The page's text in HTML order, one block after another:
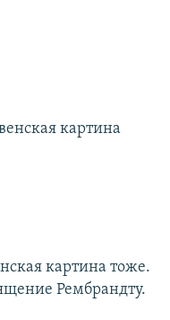
картина
картина тоже.
Рембрандту.